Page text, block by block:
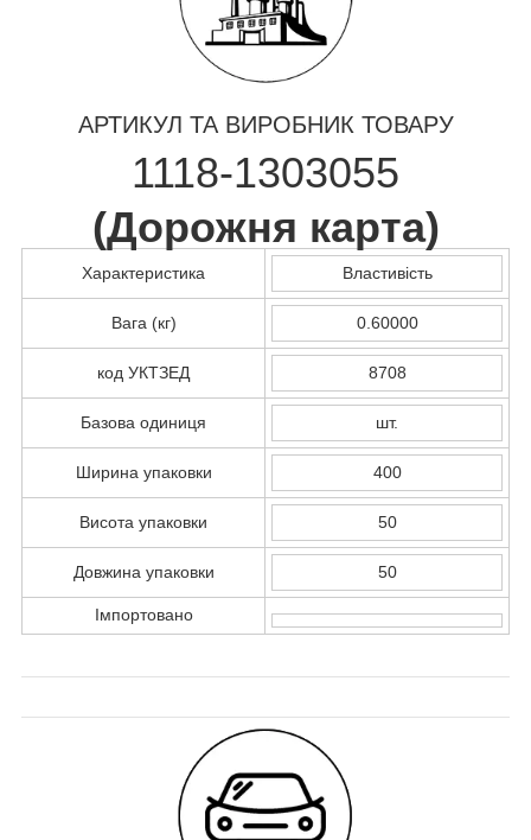
АРТИКУЛ ТА ВИРОБНИК ТОВАРУ
1118-1303055
(Дорожня карта)
Характеристика Властивість
Вага (кг) 0.60000
код УКТЗЕД 8708
Базова одиниця шт.
Ширина упаковки 400
Висота упаковки 50
Довжина упаковки 50
Імпортовано